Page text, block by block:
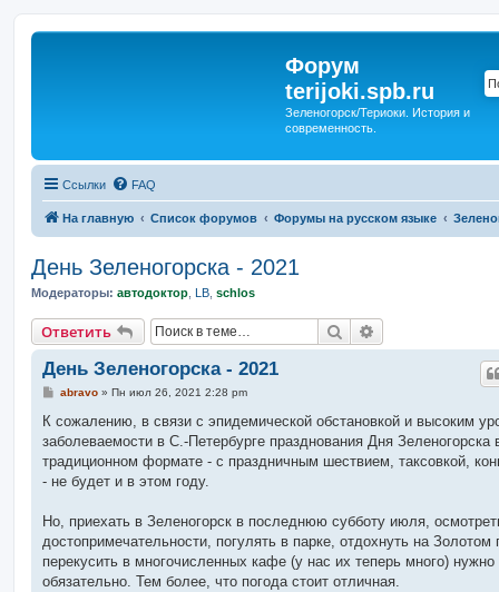
Форум
terijoki.spb.ru
Зеленогорск/Териоки. История и
современность.
Ссылки FAQ
На главную Список форумов Форумы на русском языке
День Зеленогорска - 2021
Модераторы: автодоктор LB schlos
Ответить Поиск
День Зеленогорска - 2021
С
о
щ
е
и
abravo» Пн июл 26, 2021 2:28 pm
К сожалению, в связи с эпидемической обстановкой и высоким
заболеваемости в С.-Петербурге празднования Дня Зеленогорска
традиционном формате - с праздничным шествием, таксовкой,
- не будет и в этом году.
Но, приехать в Зеленогорск в последнюю субботу июля,
достопримечательности, погулять в парке, отдохнуть на Золотом
перекусить в многочисленных кафе (у нас их теперь много) нужно
обязательно. Тем более, что погода стоит отличная.